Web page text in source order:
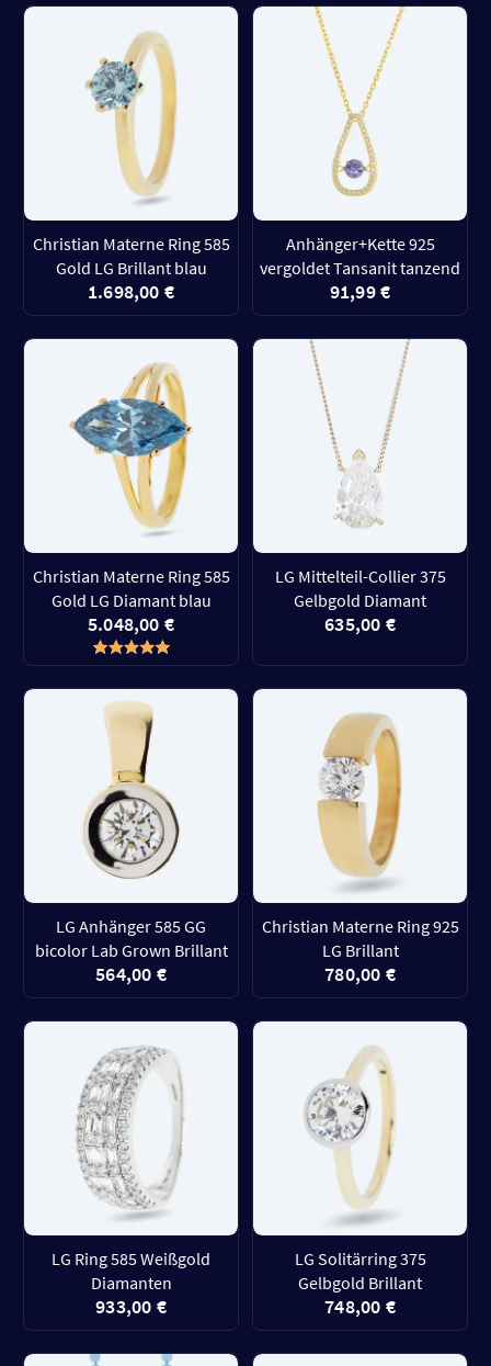
Christian Materne Ring 585
Gold LG Brillant blau
1.698,00 €
Anhänger+Kette 925
vergoldet Tansanit tanzend
91,99 €
Christian Materne Ring 585
Gold LG Diamant blau
5.048,00 €
LG Mittelteil-Collier 375
Gelbgold Diamant
635,00 €
LG Anhänger 585 GG
bicolor Lab Grown Brillant
564,00 €
Christian Materne Ring 925
LG Brillant
780,00 €
LG Ring 585 Weißgold
Diamanten
933,00 €
LG Solitärring 375
Gelbgold Brillant
748,00 €